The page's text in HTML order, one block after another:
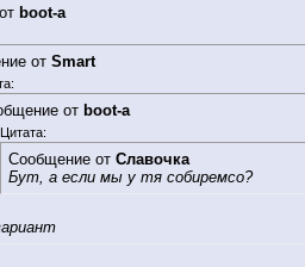
boot-a
от Smart
от boot-a
Цитата:
Сообщение от Славочка
Бут, а если мы у тя собиремсо?